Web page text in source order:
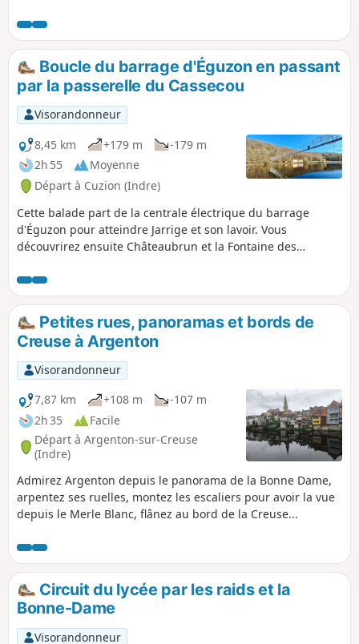
Boucle du barrage d'Éguzon en passant
par la passerelle du Cassecou
Visorandonneur
8,45 km
+179 m
-179 m
2h 55
Moyenne
Départ à Cuzion (Indre)
Cette balade part de la centrale électrique du barrage
d'Éguzon pour atteindre Jarrige et son lavoir. Vous
découvrirez ensuite Châteaubrun et la Fontaine des
belvédère du Cassecou puis c'est le passage de la
passerelle érigée pour les J.O. d'été de 2024. Vous longerez
les bords de la Creuse avant de vous retrouver au pied du
barrage imposant et finir sur un belvédère permettant de
mieux l'apprécier.
Petites rues, panoramas et bords de
Creuse à Argenton
Visorandonneur
7,87 km
+108 m
-107 m
2h 35
Facile
Départ à Argenton-sur-Creuse
(Indre)
Admirez Argenton depuis le panorama de la Bonne Dame,
arpentez ses ruelles, montez les escaliers pour avoir la vue
depuis le Merle Blanc, flânez au bord de la Creuse...
Circuit du lycée par les raids et la
Bonne-Dame
Visorandonneur